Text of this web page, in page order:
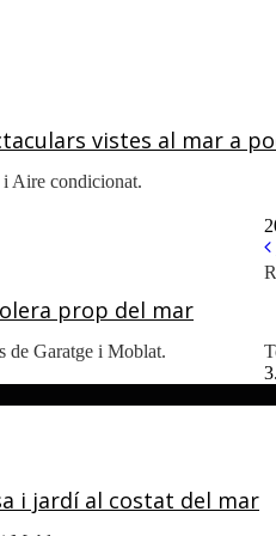
vistes al mar a
Aire condicionat.
prop del mar
de Garatge i Moblat.
i jardí al costat del mar